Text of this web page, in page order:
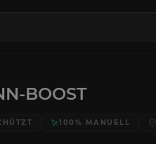
BOOST
100% MANUELL